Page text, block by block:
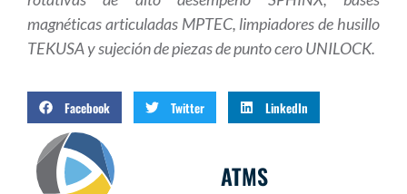
ATMS
magnéticas articuladas MPTEC, limpiadores de husillo
TEKUSA y sujeción de piezas de punto cero UNILOCK.
Facebook Twitter LinkedIn